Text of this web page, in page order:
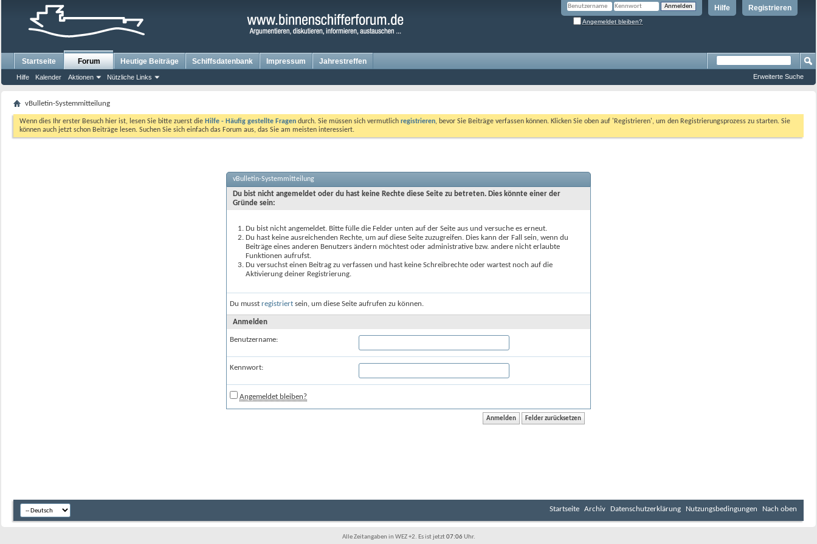
Registrieren
Hilfe
Angemeldet bleiben?
Startseite Forum
Hilfe Kalender Aktionen Nützliche Links
Heutige Beiträge Schiffsdatenbank Impressum Jahrestreffen
Erweiterte Suche
vBulletin-Systemmitteilung
Wenn dies Ihr erster Besuch hier ist, lesen Sie bitte zuerst die Hilfe - Häufig gestellte Fragen durch. Sie müssen sich vermutlich registrieren, bevor Sie Beiträge verfassen können. Klicken Sie oben auf 'Registrieren', um den Registrierungsprozess zu starten. Sie
können auch jetzt schon Beiträge lesen. Suchen Sie sich einfach das Forum aus, das Sie am meisten interessiert.
vBulletin-Systemmitteilung
Du bist nicht angemeldet oder du hast keine Rechte diese Seite zu betreten. Dies könnte einer der
Gründe sein:
Du bist nicht angemeldet. Bitte fülle die Felder unten auf der Seite aus und versuche es erneut.
Du hast keine ausreichenden Rechte, um auf diese Seite zuzugreifen. Dies kann der Fall sein, wenn du
Beiträge eines anderen Benutzers ändern möchtest oder administrative bzw. andere nicht erlaubte
Funktionen aufrufst.
Du versuchst einen Beitrag zu verfassen und hast keine Schreibrechte oder wartest noch auf die
Aktivierung deiner Registrierung.
Du musst registriert sein, um diese Seite aufrufen zu können.
Anmelden
Benutzername:
Kennwort:
Angemeldet bleiben?
Startseite Archiv Datenschutzerklärung Nutzungsbedingungen Nach oben
Alle Zeitangaben in WEZ +2. Es ist jetzt07:06Uhr.